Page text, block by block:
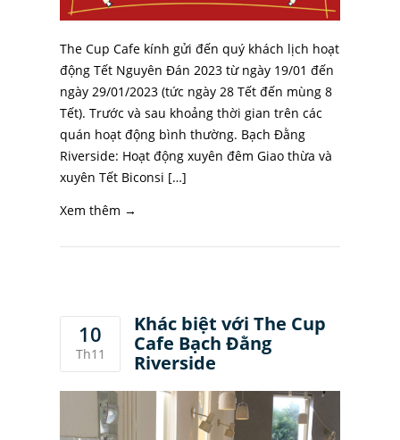
The Cup Cafe kính gửi đến quý khách lịch hoạt
động Tết Nguyên Đán 2023 từ ngày 19/01 đến
ngày 29/01/2023 (tức ngày 28 Tết đến mùng 8
Tết). Trước và sau khoảng thời gian trên các
quán hoạt động bình thường. Bạch Đằng
Riverside: Hoạt động xuyên đêm Giao thừa và
xuyên Tết Biconsi […]
Xem thêm →
10
Th11
Khác biệt với The Cup
Cafe Bạch Đằng
Riverside